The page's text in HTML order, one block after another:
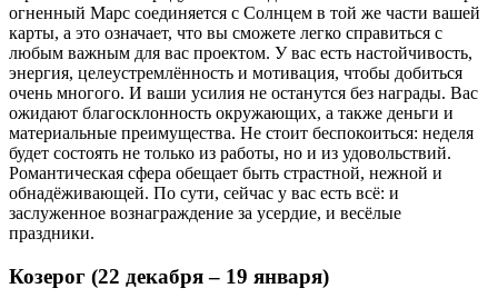
огненный Марс соединяется с Солнцем в той же части вашей
карты, а это означает, что вы сможете легко справиться с
любым важным для вас проектом. У вас есть настойчивость,
энергия, целеустремлённость и мотивация, чтобы добиться
очень многого. И ваши усилия не останутся без награды. Вас
ожидают благосклонность окружающих, а также деньги и
материальные преимущества. Не стоит беспокоиться: неделя
будет состоять не только из работы, но и из удовольствий.
Романтическая сфера обещает быть страстной, нежной и
обнадёживающей. По сути, сейчас у вас есть всё: и
заслуженное вознаграждение за усердие, и весёлые
праздники.
Козерог (22 декабря – 19 января)